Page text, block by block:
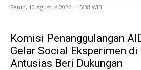
Senin, 10 Agustus 2026 - 15:38 WIB
Komisi Penanggulangan
Gelar Social Eksperimen di
Antusias Beri Dukungan